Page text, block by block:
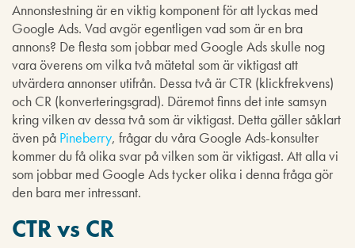
Annonstestning är en viktig komponent för att lyckas med
Google Ads. Vad avgör egentligen vad som är en bra
annons? De flesta som jobbar med Google Ads skulle nog
vara överens om vilka två mätetal som är viktigast att
utvärdera annonser utifrån. Dessa två är CTR (klickfrekvens)
och CR (konverteringsgrad). Däremot finns det inte samsyn
kring vilken av dessa två som är viktigast. Detta gäller såklart
även på Pineberry, frågar du våra Google Ads-konsulter
kommer du få olika svar på vilken som är viktigast. Att alla vi
som jobbar med Google Ads tycker olika i denna fråga gör
den bara mer intressant.
CTR vs CR